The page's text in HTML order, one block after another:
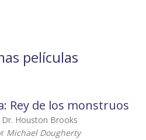
películas
Rey de los monstruos
Dr. Houston Brooks
Michael Dougherty